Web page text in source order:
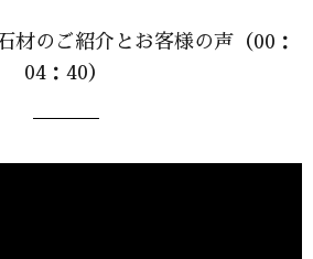
材のご紹介とお客様の声（00：
04：40）